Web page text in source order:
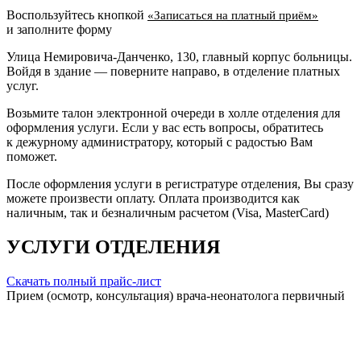
Воспользуйтесь кнопкой «Записаться на платный приём»
и заполните форму
Улица Немировича-Данченко, 130, главный корпус больницы.
Войдя в здание — поверните направо, в отделение платных
услуг.
Возьмите талон электронной очереди в холле отделения для
оформления услуги. Если у вас есть вопросы, обратитесь
к дежурному администратору, который с радостью Вам
поможет.
После оформления услуги в регистратуре отделения, Вы сразу
можете произвести оплату. Оплата производится как
наличным, так и безналичным расчетом (Visa, MasterCard)
УСЛУГИ ОТДЕЛЕНИЯ
Скачать полный прайс-лист
Прием (осмотр, консультация) врача-неонатолога первичный